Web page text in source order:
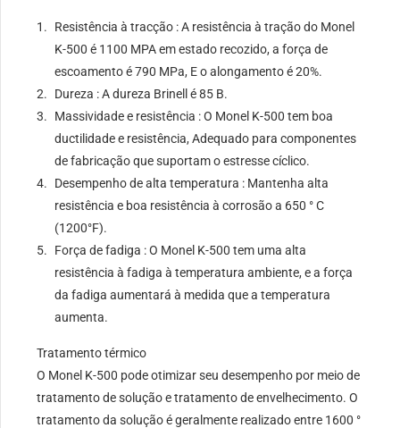
Resistência à tracção : A resistência à tração do Monel
K-500 é 1100 MPA em estado recozido, a força de
escoamento é 790 MPa, E o alongamento é 20%.
Dureza : A dureza Brinell é 85 B.
Massividade e resistência : O Monel K-500 tem boa
ductilidade e resistência, Adequado para componentes
de fabricação que suportam o estresse cíclico.
Desempenho de alta temperatura : Mantenha alta
resistência e boa resistência à corrosão a 650 ° C
(1200°F).
Força de fadiga : O Monel K-500 tem uma alta
resistência à fadiga à temperatura ambiente, e a força
da fadiga aumentará à medida que a temperatura
aumenta.
Tratamento térmico
O Monel K-500 pode otimizar seu desempenho por meio de
tratamento de solução e tratamento de envelhecimento. O
tratamento da solução é geralmente realizado entre 1600 °